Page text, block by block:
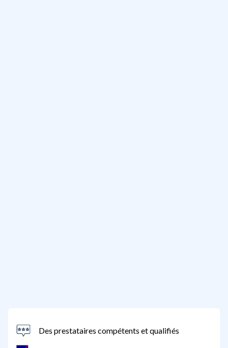
Des prestataires compétents et qualifiés